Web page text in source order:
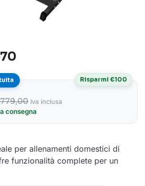
779,00
Risparmi €100
Iva inclusa
consegna
per allenamenti domestici di
funzionalità complete per un